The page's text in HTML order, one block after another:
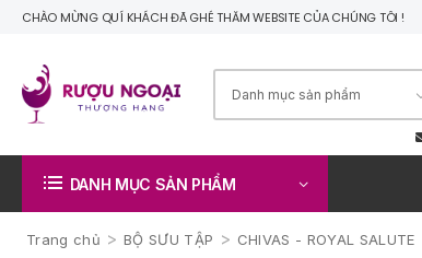
CHÀO MỪNG QUÍ KHÁCH ĐÃ GHÉ THĂM WEBSITE CỦA CHÚNG TÔI !
DANH MỤC SẢN PHẨM
Trang chủ > BỘ SƯU TẬP > CHIVAS - ROYAL SALUTE